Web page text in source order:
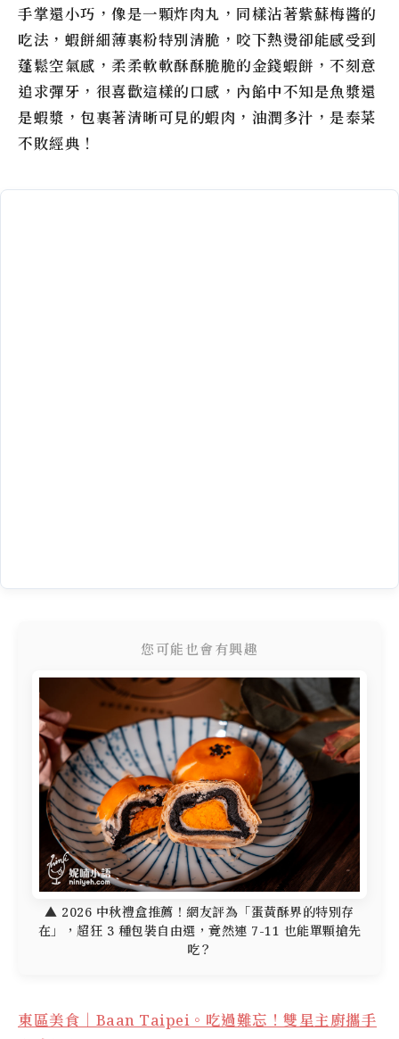
手掌還小巧，像是一顆炸肉丸，同樣沾著紫蘇梅醬的
吃法，蝦餅細薄裹粉特別清脆，咬下熱燙卻能感受到
蓬鬆空氣感，柔柔軟軟酥酥脆脆的金錢蝦餅，不刻意
追求彈牙，很喜歡這樣的口感，內餡中不知是魚漿還
是蝦漿，包裹著清晰可見的蝦肉，油潤多汁，是泰菜
不敗經典！
您可能也會有興趣
▲ 2026 中秋禮盒推薦！網友評為「蛋黃酥界的特別存
在」，超狂 3 種包裝自由選，竟然連 7-11 也能單顆搶先
吃？
東區美食｜Baan Taipei。吃過難忘！雙星主廚攜手